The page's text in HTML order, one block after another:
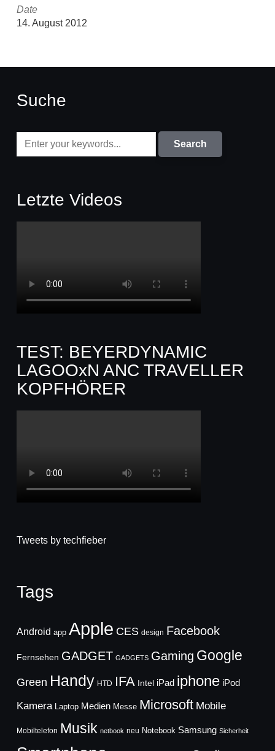
Date
14. August 2012
Suche
Letzte Videos
TEST: BEYERDYNAMIC
LAGOOxN ANC TRAVELLER
KOPFHÖRER
Tweets by techfieber
Tags
Android app Apple CES design Facebook
Fernsehen GADGET GADGETS Gaming Google
Green Handy HTD IFA Intel iPad iphone iPod
Kamera Laptop Medien Messe Microsoft Mobile
Mobiltelefon Musik netbook neu Notebook Samsung Sicherheit